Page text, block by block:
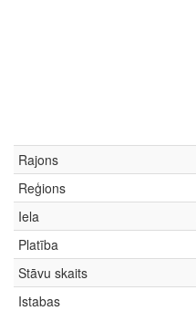
Rajons
Reģions
Iela
Platība
Stāvu skaits
Istabas